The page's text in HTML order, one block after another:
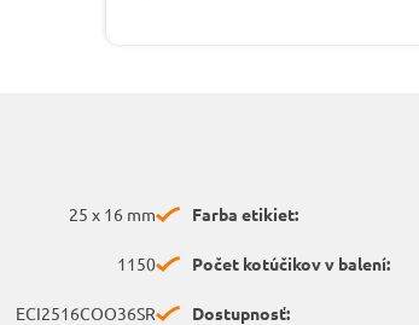
25 x 16 mm Farba etikiet:
1150 Počet kotúčikov v balení:
ECI2516COO36SR Dostupnosť: